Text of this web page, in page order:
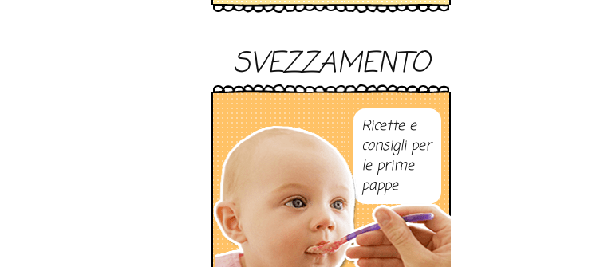
SVEZZAMENTO
Ricette e
consigli per
le prime
pappe